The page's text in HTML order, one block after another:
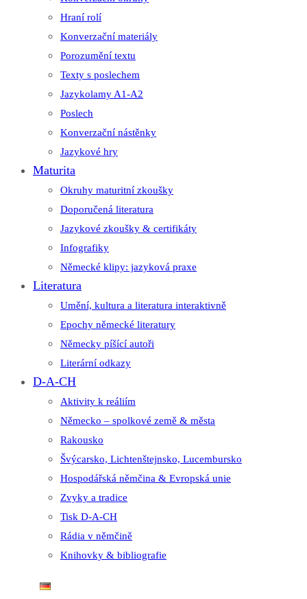
Hraní rolí
Konverzační materiály
Porozumění textu
Texty s poslechem
Jazykolamy A1-A2
Poslech
Konverzační nástěnky
Jazykové hry
Maturita
Okruhy maturitní zkoušky
Doporučená literatura
Jazykové zkoušky & certifikáty
Infografiky
Německé klipy: jazyková praxe
Literatura
Umění, kultura a literatura interaktivně
Epochy německé literatury
Německy píšící autoři
Literární odkazy
D-A-CH
Aktivity k reáliím
Německo – spolkové země & města
Rakousko
Švýcarsko, Lichtenštejnsko, Lucembursko
Hospodářská němčina & Evropská unie
Zvyky a tradice
Tisk D-A-CH
Rádia v němčině
Knihovky & bibliografie